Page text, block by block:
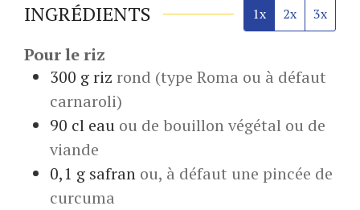
INGRÉDIENTS 1x 2x 3x
Pour le riz
300 griz rond (type Roma ou à défaut
carnaroli)
90 cl eau ou de bouillon végétal ou de
viande
0,1 g safran ou, à défaut une pincée de
curcuma